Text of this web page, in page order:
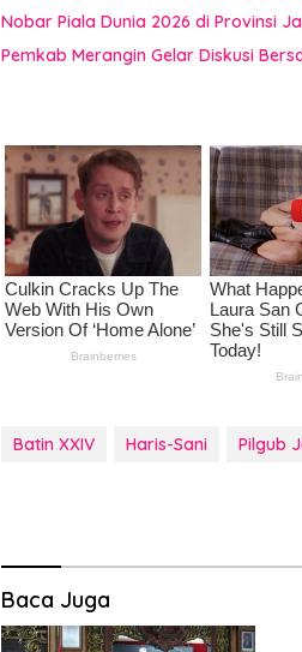
Nobar Piala Dunia 2026 di Provinsi
Pemkab Merangin Gelar Diskusi
Batin XXIV Haris-Sani Pilgub
Baca Juga